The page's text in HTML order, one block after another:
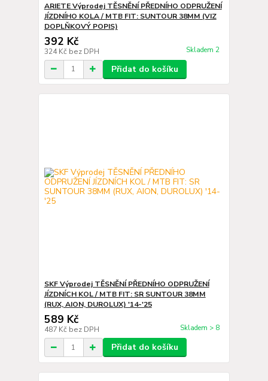
ARIETE Výprodej TĚSNĚNÍ PŘEDNÍHO ODPRUŽENÍ
JÍZDNÍHO KOLA / MTB FIT: SUNTOUR 38MM (VIZ
DOPLŇKOVÝ POPIS)
392 Kč
324 Kč bez DPH Skladem 2
Přidat do košíku
SKF Výprodej TĚSNĚNÍ PŘEDNÍHO ODPRUŽENÍ
JÍZDNÍCH KOL / MTB FIT: SR SUNTOUR 38MM
(RUX, AION, DUROLUX) '14-'25
589 Kč
487 Kč bez DPH Skladem > 8
Přidat do košíku